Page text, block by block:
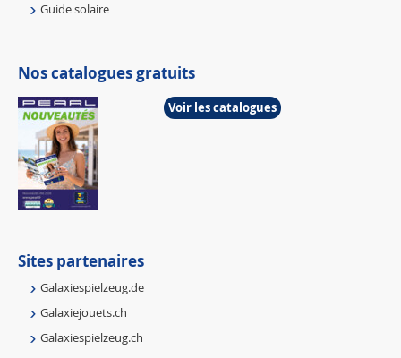
Guide solaire
Nos catalogues gratuits
Voir les catalogues
Sites partenaires
Galaxiespielzeug.de
Galaxiejouets.ch
Galaxiespielzeug.ch